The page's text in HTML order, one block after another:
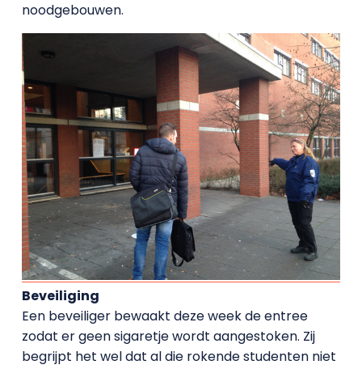
noodgebouwen.
Beveiliging
Een beveiliger bewaakt deze week de entree
zodat er geen sigaretje wordt aangestoken. Zij
begrijpt het wel dat al die rokende studenten niet